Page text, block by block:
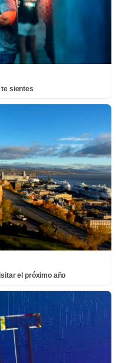
sientes
el próximo año